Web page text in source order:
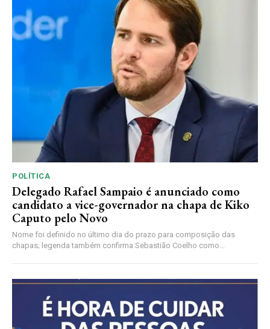
POLÍTICA
Delegado Rafael Sampaio é anunciado como
candidato a vice-governador na chapa de Kiko
Caputo pelo Novo
Nome foi definido no último dia do prazo para composição das
chapas; legenda também confirma Sebastião Coelho como...